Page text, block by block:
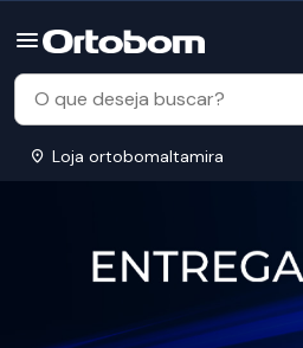
Loja ortobomaltamira